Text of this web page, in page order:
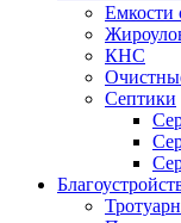
Емкости
КНС
Септики